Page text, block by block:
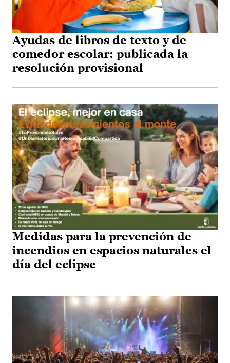
Ayudas de libros de texto y de
comedor escolar: publicada la
resolución provisional
Medidas para la prevención de
incendios en espacios naturales el
día del eclipse